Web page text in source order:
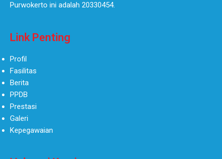
Purwokerto ini adalah 20330454.
Link Penting
Profil
Fasilitas
Berita
PPDB
Prestasi
Galeri
Kepegawaian